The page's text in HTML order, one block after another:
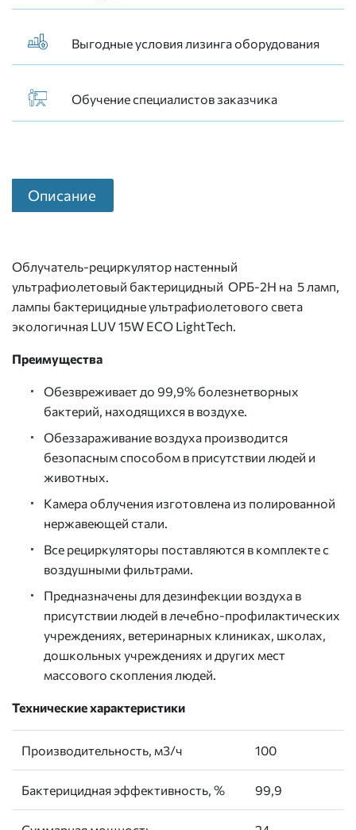
Выгодные условия лизинга оборудования
Обучение специалистов заказчика
Описание
Облучатель-рециркулятор настенный
ультрафиолетовый бактерицидный ОРБ-2Н на 5 ламп,
лампы бактерицидные ультрафиолетового света
экологичная LUV 15W ECO LightTech.
Преимущества
Обезвреживает до 99,9% болезнетворных
бактерий, находящихся в воздухе.
Обеззараживание воздуха производится
безопасным способом в присутствии людей и
животных.
Камера облучения изготовлена из полированной
нержавеющей стали.
Все рециркуляторы поставляются в комплекте с
воздушными фильтрами.
Предназначены для дезинфекции воздуха в
присутствии людей в лечебно-профилактических
учреждениях, ветеринарных клиниках, школах,
дошкольных учреждениях и других мест
массового скопления людей.
Технические характеристики
Производительность, м3/ч 100
Бактерицидная эффективность, % 99,9